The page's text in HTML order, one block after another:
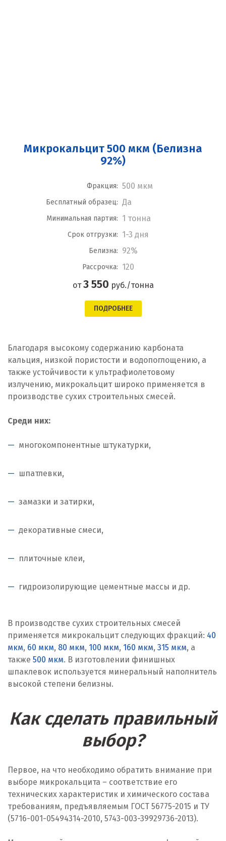
Микрокальцит 500 мкм (Белизна
92%)
Фракция: 500 мкм
Бесплатный образец: Да
Минимальная партия: 1 тонна
Срок отгрузки: 1-3 дня
Белизна: 92%
Рассрочка: 120
от3 550 руб./тонна
ПОДРОБНЕЕ
Благодаря высокому содержанию карбоната
кальция, низкой пористости и водопоглощению, а
также устойчивости к ультрафиолетовому
излучению, микрокальцит широко применяется в
производстве сухих строительных смесей.
Среди них:
многокомпонентные штукатурки,
шпатлевки,
замазки и затирки,
декоративные смеси,
плиточные клеи,
гидроизолирующие цементные массы и др.
В производстве сухих строительных смесей
применяется микрокальцит следующих фракций: 40
мкм, 60 мкм, 80 мкм, 100 мкм, 160 мкм, 315 мкм, а
также 500 мкм. В изготовлении финишных
шпаклевок используется минеральный наполнитель
высокой степени белизны.
Как сделать правильный
выбор?
Первое, на что необходимо обратить внимание при
выборе микрокальцита – соответствие его
технических характеристик и химического состава
требованиям, предъявляемым ГОСТ 56775-2015 и ТУ
(5716-001-05494314-2010, 5743-003-39929736-2013).